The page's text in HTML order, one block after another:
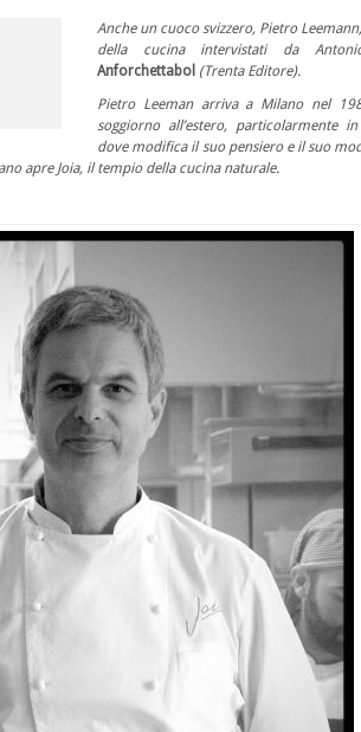
Anche un cuoco svizzero, Pietro
della cucina intervistati da
Anforchettabol (Trenta Editore).
Pietro Leeman arriva a Milano nel
soggiorno all’estero, particolarmente
dove modifica il suo pensiero e il suo
apre Joia, il tempio della cucina naturale.